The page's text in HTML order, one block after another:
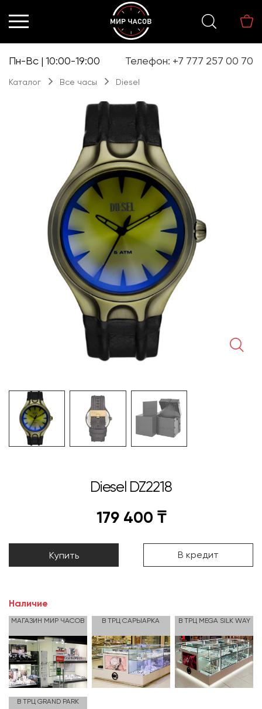
Пн-Вс | 10:00-19:00 Телефон: +7 777 257 00 70
Каталог Все часы Diesel
Diesel DZ2218
179 400 ₸
Купить В кредит
Наличие
МАГАЗИН МИР ЧАСОВ В ТРЦ САРЫАРКА В ТРЦ MEGA SILK WAY
В ТРЦ GRAND PARK